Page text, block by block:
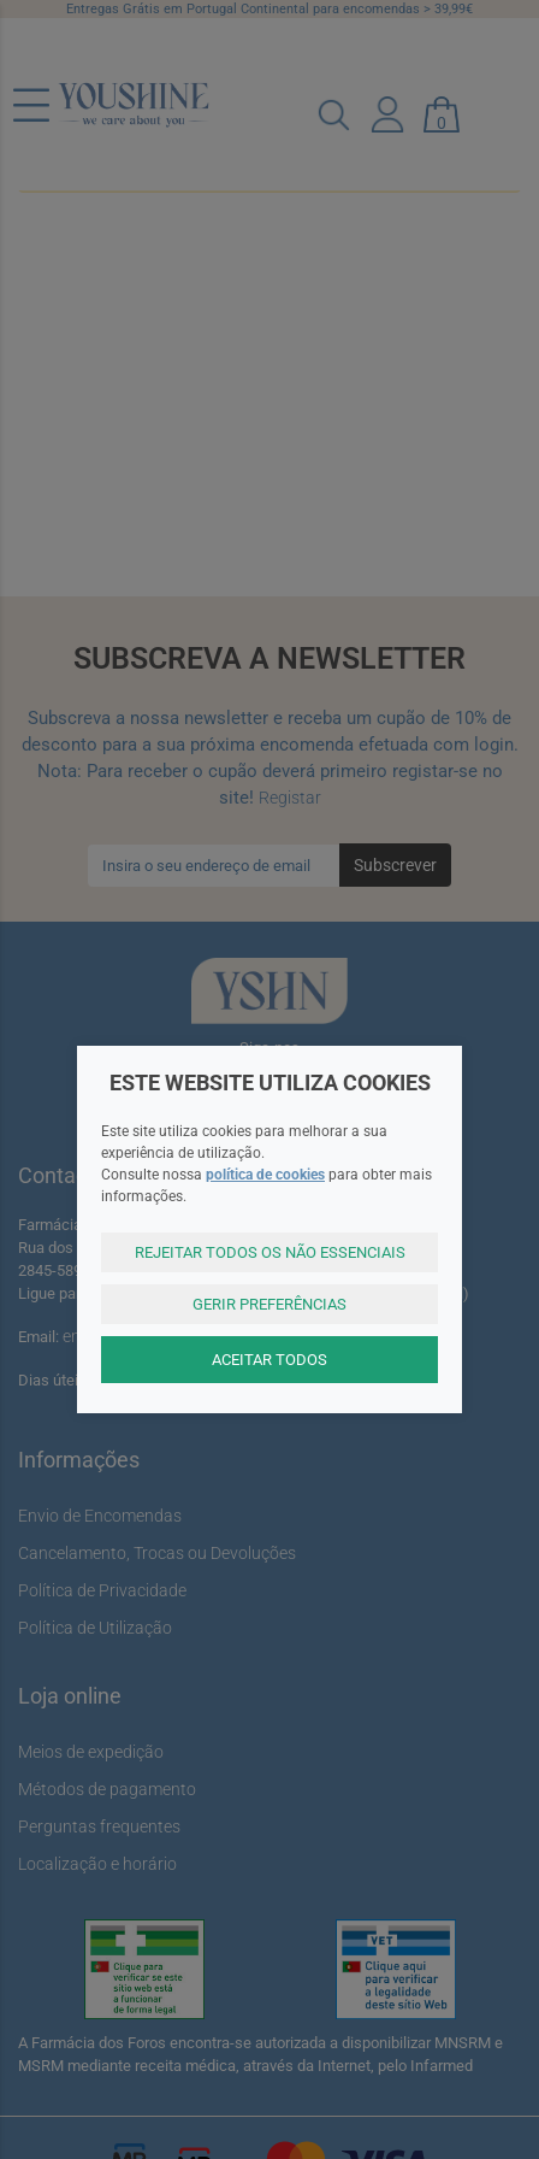
Entregas Grátis em Portugal Continental para encomendas > 39,99€
0
Promoções
SUBSCREVA A NEWSLETTER
Subscreva a nossa newsletter e receba um cupão de 10% de
desconto para a sua próxima encomenda efetuada com login.
Nota: Para receber o cupão deverá primeiro registar-se no
site! Registar
Subscrever
Siga-nos
Contactos
Farmácia dos Foros de Amora Lda.
Rua dos Foros Amora 220 A-B
2845-589 Seixal - Portugal
Ligue para: +351 961 055 503 (Chamada para rede móvel nacional)
Email: encomendas@youshine.pt
Dias úteis das: 14:00 às 17:00
Informações
Envio de Encomendas
Cancelamento, Trocas ou Devoluções
Política de Privacidade
Política de Utilização
Loja online
Meios de expedição
Métodos de pagamento
Perguntas frequentes
Localização e horário
A Farmácia dos Foros encontra-se autorizada a disponibilizar MNSRM e
MSRM mediante receita médica, através da Internet, pelo Infarmed
ESTE WEBSITE UTILIZA COOKIES
Este site utiliza cookies para melhorar a sua
experiência de utilização.
Consulte nossa política de cookies para obter mais
informações.
REJEITAR TODOS OS NÃO ESSENCIAIS
GERIR PREFERÊNCIAS
ACEITAR TODOS